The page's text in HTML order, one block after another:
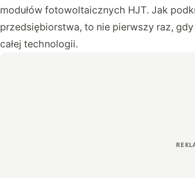
modułów fotowoltaicznych HJT. Jak
przedsiębiorstwa, to nie pierwszy raz,
całej technologii.